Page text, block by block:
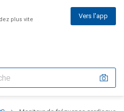
plus vite Vers l'app